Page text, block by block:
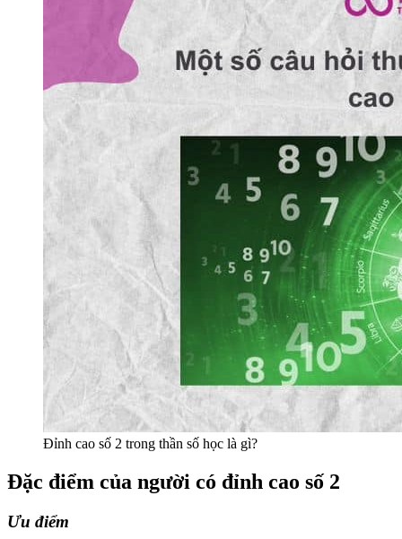
Đỉnh cao số 2 trong thần số học là gì?
Đặc điểm của người có đỉnh cao số 2
Ưu điểm